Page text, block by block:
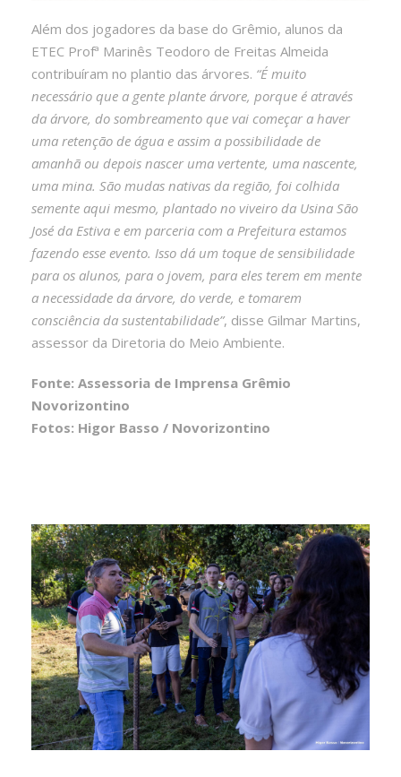
Além dos jogadores da base do Grêmio, alunos da
ETEC Profª Marinês Teodoro de Freitas Almeida
contribuíram no plantio das árvores. “É muito
necessário que a gente plante árvore, porque é através
da árvore, do sombreamento que vai começar a haver
uma retenção de água e assim a possibilidade de
amanhã ou depois nascer uma vertente, uma nascente,
uma mina. São mudas nativas da região, foi colhida
semente aqui mesmo, plantado no viveiro da Usina São
José da Estiva e em parceria com a Prefeitura estamos
fazendo esse evento. Isso dá um toque de sensibilidade
para os alunos, para o jovem, para eles terem em mente
a necessidade da árvore, do verde, e tomarem
consciência da sustentabilidade”, disse Gilmar Martins,
assessor da Diretoria do Meio Ambiente.
Fonte: Assessoria de Imprensa Grêmio
Novorizontino
Fotos: Higor Basso / Novorizontino